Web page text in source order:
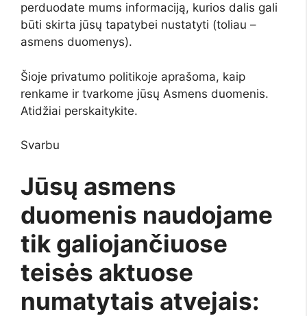
perduodate mums informaciją, kurios dalis gali
būti skirta jūsų tapatybei nustatyti (toliau –
asmens duomenys).
Šioje privatumo politikoje aprašoma, kaip
renkame ir tvarkome jūsų Asmens duomenis.
Atidžiai perskaitykite.
Svarbu
Jūsų asmens
duomenis naudojame
tik galiojančiuose
teisės aktuose
numatytais atvejais: